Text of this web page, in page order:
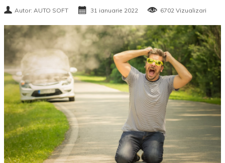
Autor: AUTO SOFT 31 ianuarie 2022 6702 Vizualizari